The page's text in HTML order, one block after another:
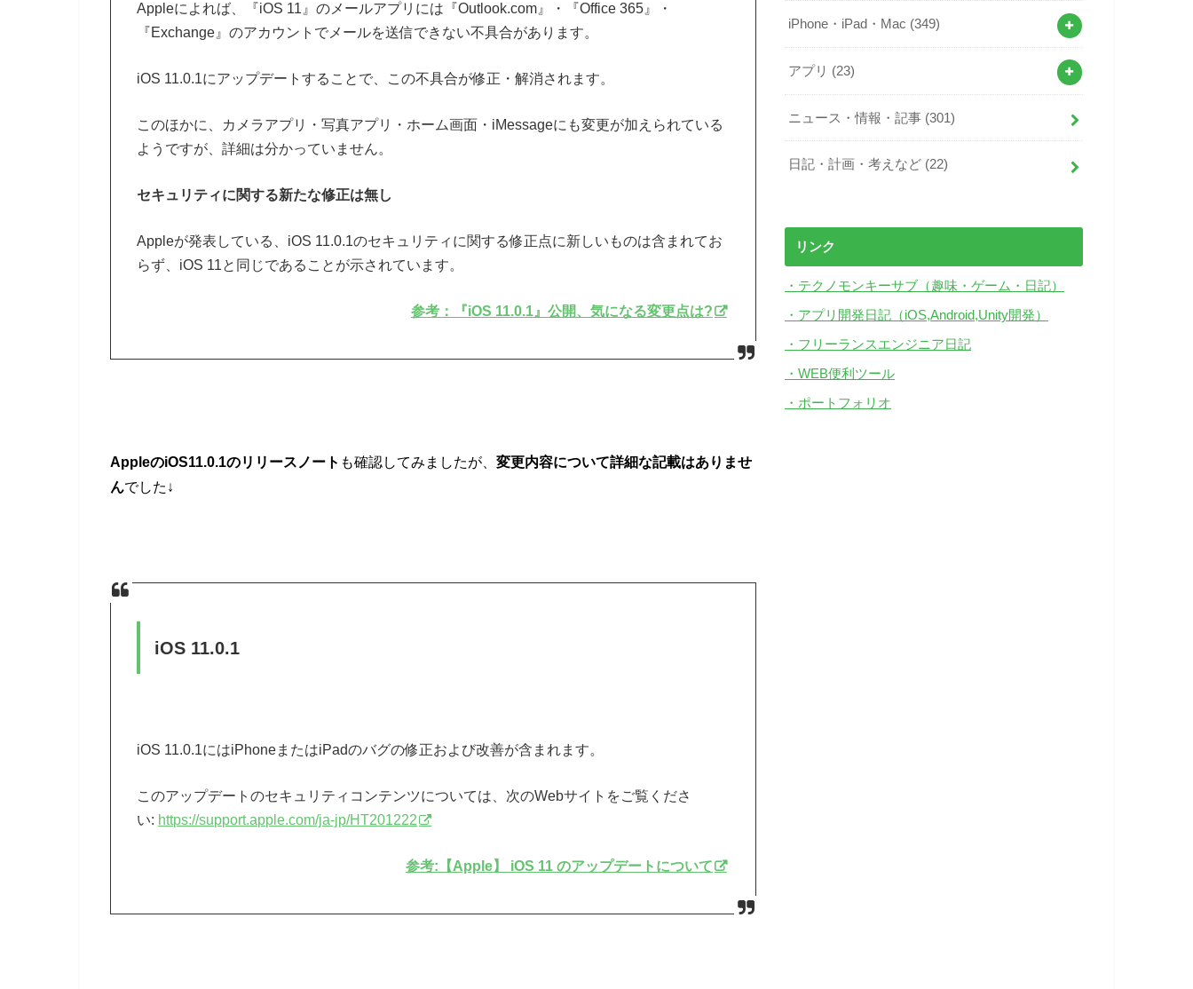
Appleによれば、『iOS 11』のメールアプリには『Outlook.com』・『Office 365』・
『Exchange』のアカウントでメールを送信できない不具合があります。
iOS 11.0.1にアップデートすることで、この不具合が修正・解消されます。
このほかに、カメラアプリ・写真アプリ・ホーム画面・iMessageにも変更が加えられている
ようですが、詳細は分かっていません。
セキュリティに関する新たな修正は無し
Appleが発表している、iOS 11.0.1のセキュリティに関する修正点に新しいものは含まれてお
らず、iOS 11と同じであることが示されています。
参考：『iOS 11.0.1』公開、気になる変更点は?
AppleのiOS11.0.1のリリースノート も確認してみましたが、 変更内容について詳細な記載はありませ
んでした↓
iOS 11.0.1
iOS 11.0.1にはiPhoneまたはiPadのバグの修正および改善が含まれます。
このアップデートのセキュリティコンテンツについては、次のWebサイトをご覧くださ
い: https://support.apple.com/ja-jp/HT201222
参考:【Apple】 iOS 11 のアップデートについて
iPhone・iPad・Mac (349)
アプリ (23)
ニュース・情報・記事 (301)
日記・計画・考えなど (22)
リンク
・テクノモンキーサブ（趣味・ゲーム・日記）
・アプリ開発日記（iOS,Android,Unity開発）
・フリーランスエンジニア日記
・WEB便利ツール
・ポートフォリオ